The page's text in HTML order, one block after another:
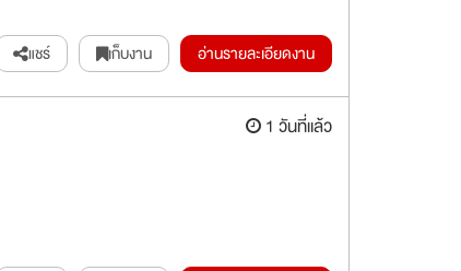
แชร์ เก็บงาน อ่านรายละเอียดงาน
1 วันที่แล้ว